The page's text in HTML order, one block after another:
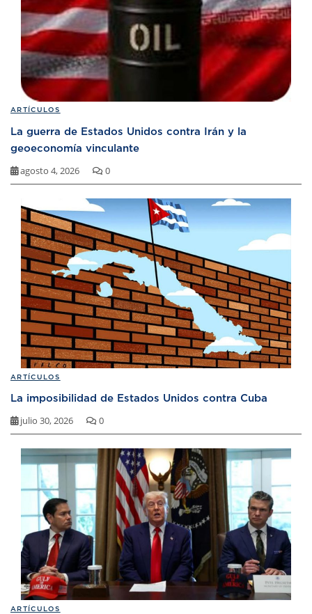
ARTÍCULOS
La guerra de Estados Unidos contra Irán y la
geoeconomía vinculante
agosto 4, 2026 0
ARTÍCULOS
La imposibilidad de Estados Unidos contra Cuba
julio 30, 2026 0
ARTÍCULOS